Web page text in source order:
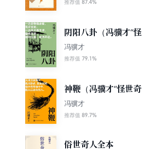
推荐值 87.4%
阴阳八卦（冯骥才“怪
世奇谈”系列小说）
冯骥才
推荐值 79.1%
神鞭（冯骥才“怪世奇
谈”系列小说）
冯骥才
推荐值 89.7%
俗世奇人全本